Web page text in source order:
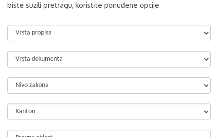
biste suzili pretragu, koristite ponuđene opcije